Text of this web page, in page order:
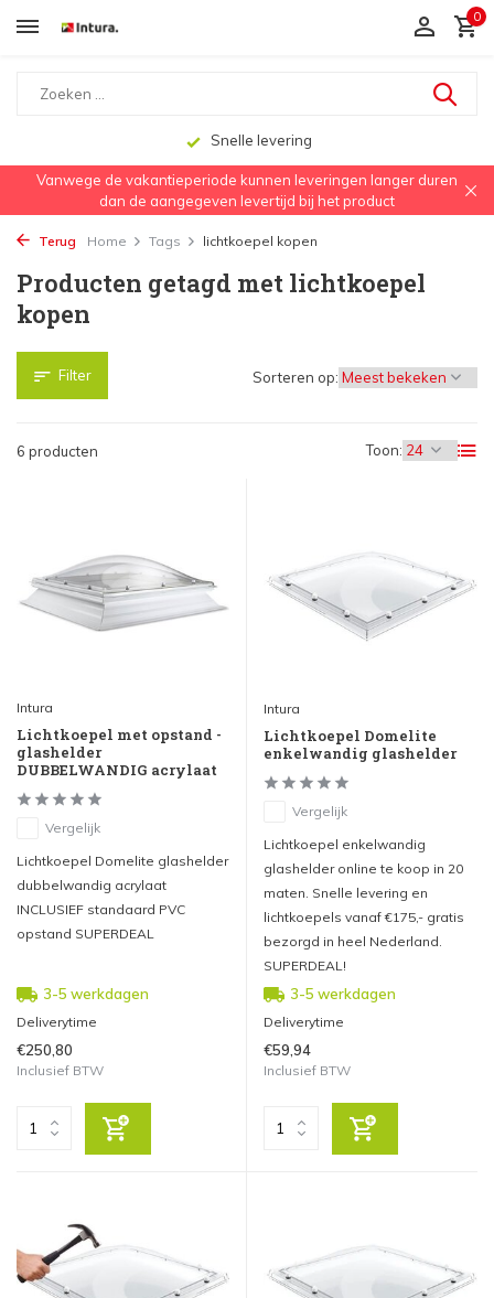
0
Snelle levering
Vanwege de vakantieperiode kunnen leveringen langer duren
dan de aangegeven levertijd bij het product
Terug Home Tags lichtkoepel kopen
Producten getagd met lichtkoepel
kopen
Filter
6 producten Toon:
Sorteren op:
Intura
Lichtkoepel met opstand -
glashelder
DUBBELWANDIG acrylaat
Vergelijk
Lichtkoepel Domelite glashelder
dubbelwandig acrylaat
INCLUSIEF standaard PVC
opstand SUPERDEAL
3-5 werkdagen
Deliverytime
€250,80
Inclusief BTW
Intura
Lichtkoepel Domelite
enkelwandig glashelder
Vergelijk
Lichtkoepel enkelwandig
glashelder online te koop in 20
maten. Snelle levering en
lichtkoepels vanaf €175,- gratis
bezorgd in heel Nederland.
SUPERDEAL!
3-5 werkdagen
Deliverytime
€59,94
Inclusief BTW